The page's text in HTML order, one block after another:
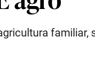
familiar,